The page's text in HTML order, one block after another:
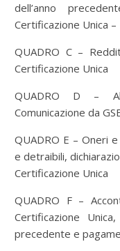
dell’anno
Certificazione Unica
QUADRO C –
Certificazione Unica
QUADRO D –
Comunicazione da
QUADRO E – Oneri
e detraibili,
Certificazione Unica
QUADRO F –
Certificazione
precedente e